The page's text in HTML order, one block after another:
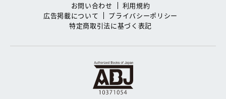
お問い合わせ
利用規約
広告掲載について
プライバシーポリシー
特定商取引法に基づく表記